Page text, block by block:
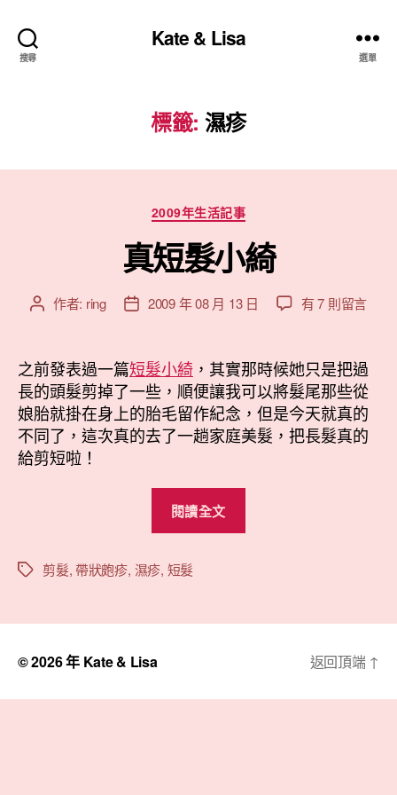
搜尋
Kate & Lisa
選單
標籤: 濕疹
分
類
2009年生活記事
真短髮小綺
文
者
作者: ring
文
佈
日
期
2009 年 08 月 13 日
在
髮
小
綺〉
中
有 7 則留言
之前發表過一篇短髮小綺 ，其實那時候她只是把過
長的頭髮剪掉了一些，順便讓我可以將髮尾那些從
娘胎就掛在身上的胎毛留作紀念，但是今天就真的
不同了，這次真的去了一趟家庭美髮，把長髮真的
給剪短啦！
閱讀全文
標
剪髮, 帶狀皰疹, 濕疹, 短髮
© 2026 年 Kate & Lisa 返回頂端 ↑